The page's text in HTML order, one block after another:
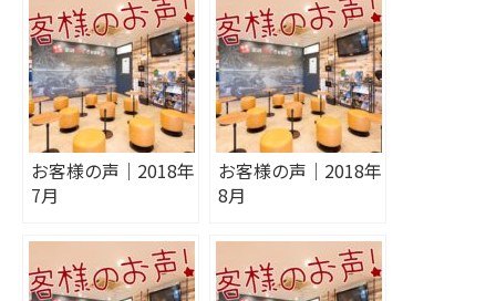
お客様の声｜2018年
7月
お客様の声｜2018年
8月